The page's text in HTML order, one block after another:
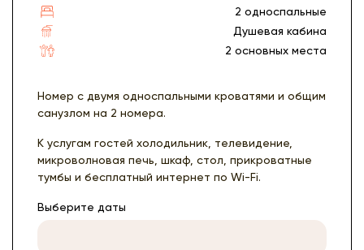
2 односпальные
Душевая кабина
2 основных места
Номер с двумя односпальными кроватями и общим
санузлом на 2 номера.
К услугам гостей холодильник, телевидение,
микроволновая печь, шкаф, стол, прикроватные
тумбы и бесплатный интернет по Wi-Fi.
Выберите даты